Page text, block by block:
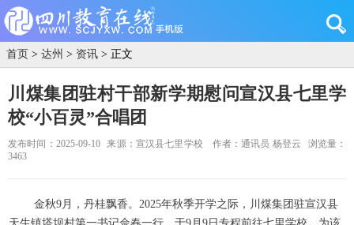
首页 > 达州 > 资讯 > 正文
川煤集团驻村干部新学期慰问宣汉县七里学
校“小百灵”合唱团
发布时间：2025-09-10 来源：宣汉县七里学校 作者：通讯员 杨登云
浏览量：
3463
金秋9月，丹桂飘香。2025年秋季开学之际，川煤集团驻宣汉县